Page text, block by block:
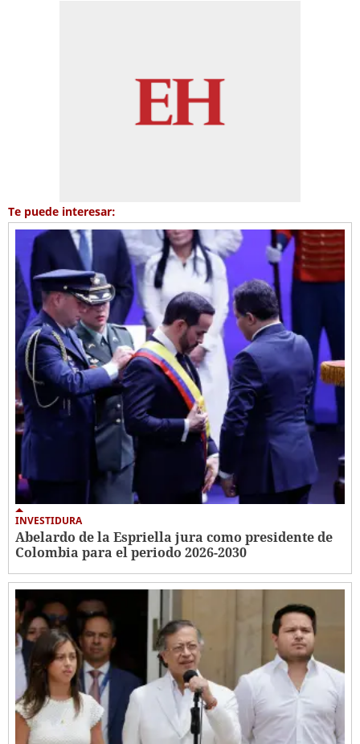
Te puede interesar:
INVESTIDURA
Abelardo de la Espriella jura como presidente de
Colombia para el periodo 2026-2030